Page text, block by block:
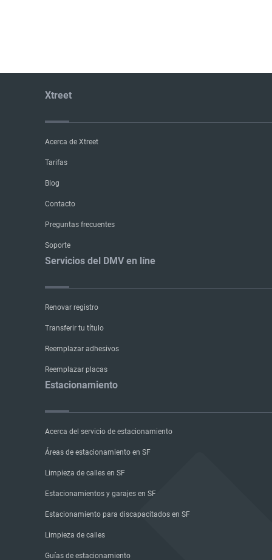
Xtreet
Acerca de Xtreet
Tarifas
Blog
Contacto
Preguntas frecuentes
Soporte
Servicios del DMV en líne
Renovar registro
Transferir tu título
Reemplazar adhesivos
Reemplazar placas
Estacionamiento
Acerca del servicio de estacionamiento
Áreas de estacionamiento en SF
Limpieza de calles en SF
Estacionamientos y garajes en SF
Estacionamiento para discapacitados en SF
Limpieza de calles
Guías de estacionamiento